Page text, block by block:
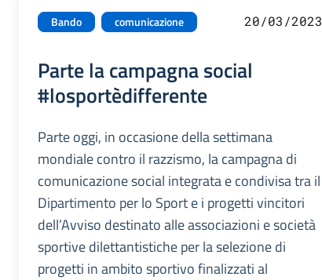
Bando comunicazione 20/03/2023
Parte la campagna social
#losportèdifferente
Parte oggi, in occasione della settimana
mondiale contro il razzismo, la campagna di
comunicazione social integrata e condivisa tra il
Dipartimento per lo Sport e i progetti vincitori
dell’Avviso destinato alle associazioni e società
sportive dilettantistiche per la selezione di
progetti in ambito sportivo finalizzati al